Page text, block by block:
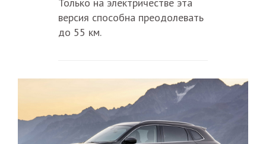
Только на электричестве эта
версия способна преодолевать
до 55 км.